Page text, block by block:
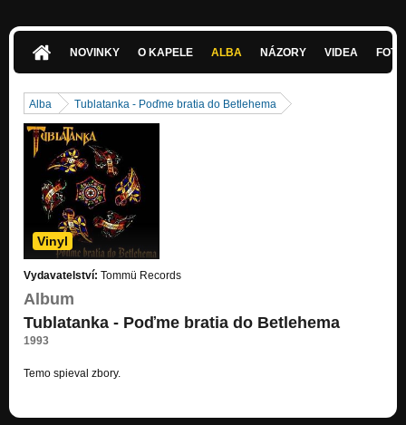
Temo & The Bubble Bumm! Beermaster's Boosters-Život má inú
Nezařazeno
NOVINKY O KAPELE ALBA NÁZORY VIDEA
Alba Tublatanka - Poďme bratia do Betlehema
Vinyl
Vydavatelství: Tommü Records
Album
Tublatanka - Poďme bratia do Betlehema
1993
Temo spieval zbory.